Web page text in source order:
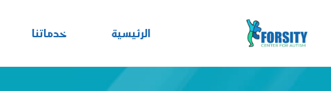
الرئيسية خدماتنا